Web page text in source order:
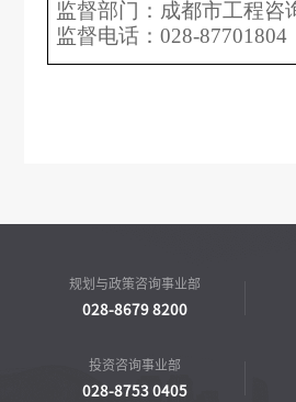
监督部门：成都市工程咨
监督电话： 028-87701804
规划与政策咨询事业部
028-8679 8200
投资咨询事业部
028-8753 0405